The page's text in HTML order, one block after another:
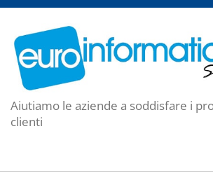
Aiutiamo le aziende a soddisfare i
clienti